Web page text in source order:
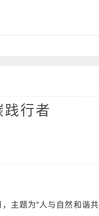
行者
题为“人与自然和谐共